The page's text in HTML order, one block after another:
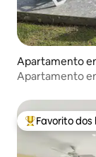
Apartamento
Apartamento
Favoritos dos
Favorito dos